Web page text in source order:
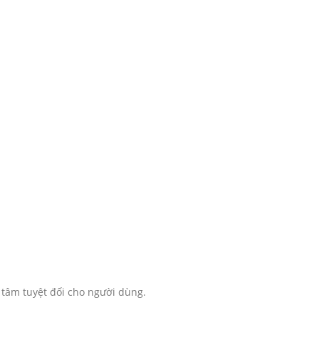
tuyệt đối cho người dùng.